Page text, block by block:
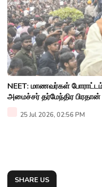
NEET: மாணவர்கள்
அமைச்சர் தர்மேந்திர பிரதான்
25 Jul 2026, 02:56 PM
SHARE US